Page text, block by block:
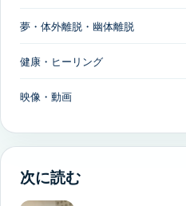
夢・体外離脱・幽体離脱
健康・ヒーリング
映像・動画
次に読む